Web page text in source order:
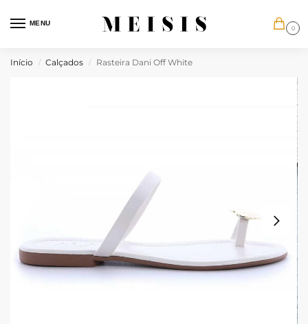
MENU
0
Início / Calçados / Rasteira Dani Off White